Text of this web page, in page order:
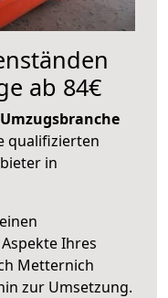
ab 84€
qualifizierten
in
Ihres
Metternich
zur Umsetzung.